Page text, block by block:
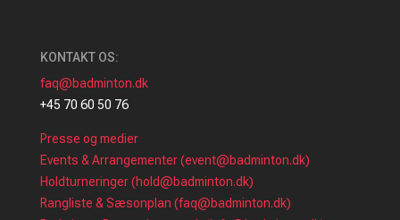
KONTAKT OS:
faq@badminton.dk
+45 70 60 50 76
Presse og medier
Events & Arrangementer (event@badminton.dk)
Holdturneringer (hold@badminton.dk)
Rangliste & Sæsonplan (faq@badminton.dk)